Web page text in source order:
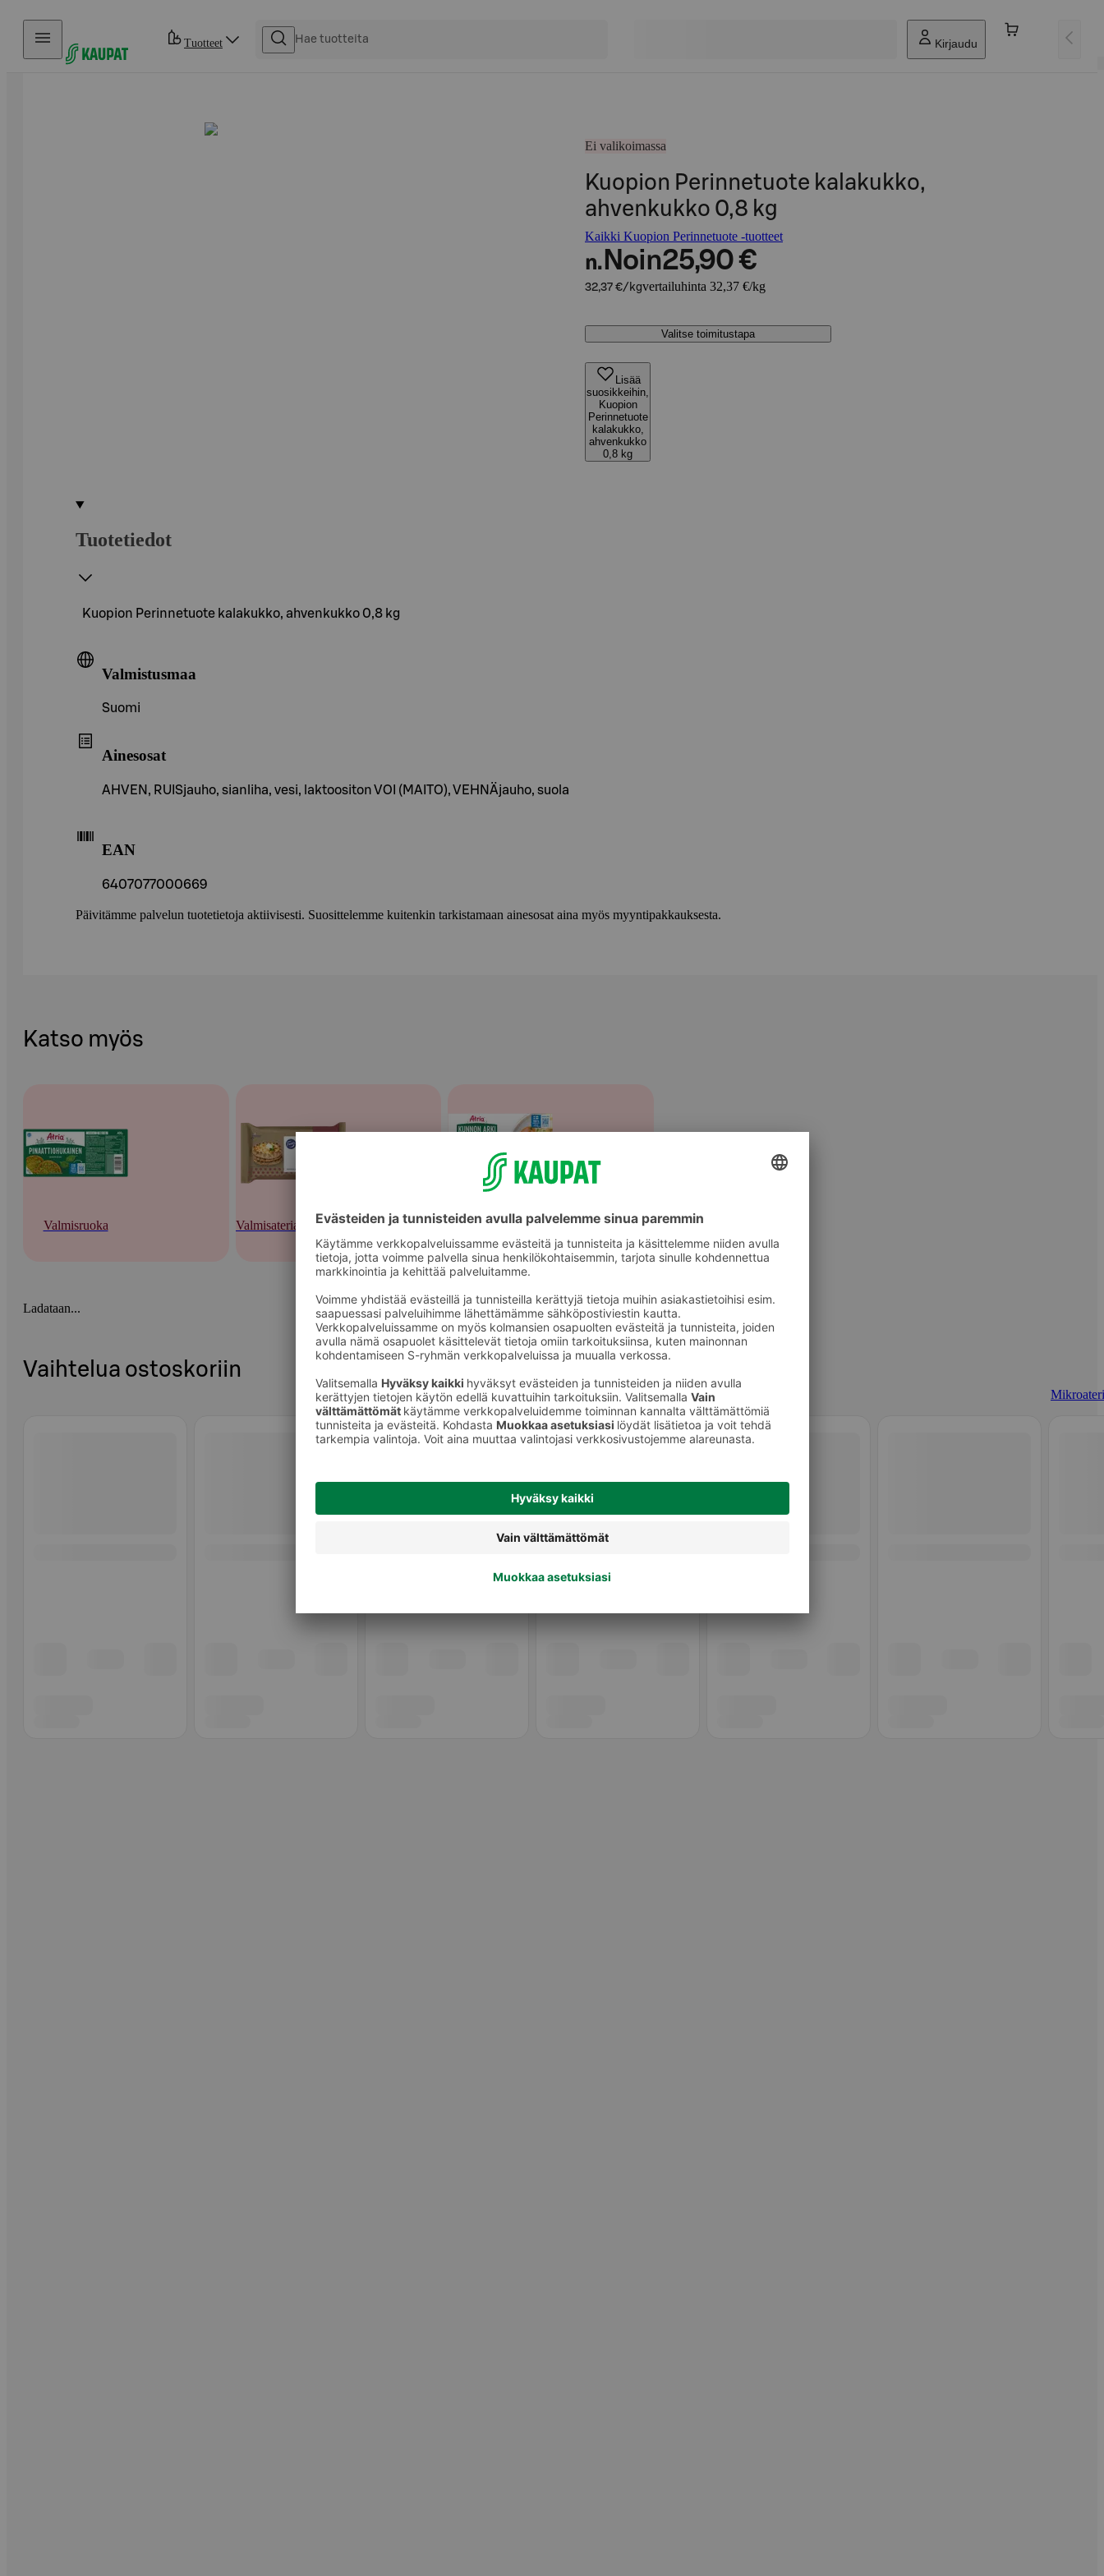
Hyppää sisältöön
Tuotteet Kirjaudu
Ei valikoimassa
Kuopion Perinnetuote kalakukko,
ahvenkukko 0,8 kg
Kaikki Kuopion Perinnetuote -tuotteet
n. Noin25,90 €
32,37 €/kgvertailuhinta 32,37 €/kg
Valitse toimitustapa
Lisää
suosikkeihin,
Kuopion
Perinnetuote
kalakukko,
ahvenkukko
0,8 kg
Tuotetiedot
Kuopion Perinnetuote kalakukko, ahvenkukko 0,8 kg
Valmistusmaa
Suomi
Ainesosat
AHVEN, RUISjauho, sianliha, vesi, laktoositon VOI (MAITO), VEHNÄjauho, suola
EAN
6407077000669
Päivitämme palvelun tuotetietoja aktiivisesti. Suosittelemme kuitenkin tarkistamaan ainesosat aina myös myyntipakkauksesta.
Katso myös
Valmisruoka Valmisateriat ja -keitot Mikroateriat
Ladataan...
Vaihtelua ostoskoriin